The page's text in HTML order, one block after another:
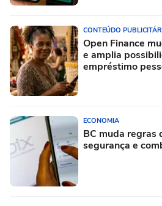
CONTEÚDO
Open Finance
e amplia
empréstimo
ECONOMIA
BC muda regras
segurança e